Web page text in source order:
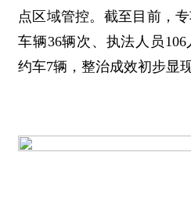
点区域管控。截至目前，
车辆36辆次、执法人员
约车7辆，整治成效初步显现